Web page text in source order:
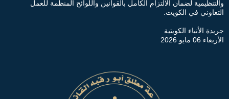
والتنظيمية لضمان الالتزام الكامل بالقوانين واللوائح المنظمة للعمل
التعاوني في الكويت.
جريدة الأنباء الكويتية
الأربعاء 06 مايو 2026